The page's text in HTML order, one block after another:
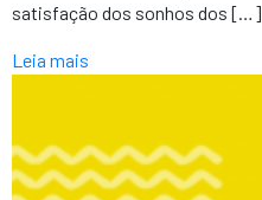
satisfação dos sonhos dos […]
Leia mais